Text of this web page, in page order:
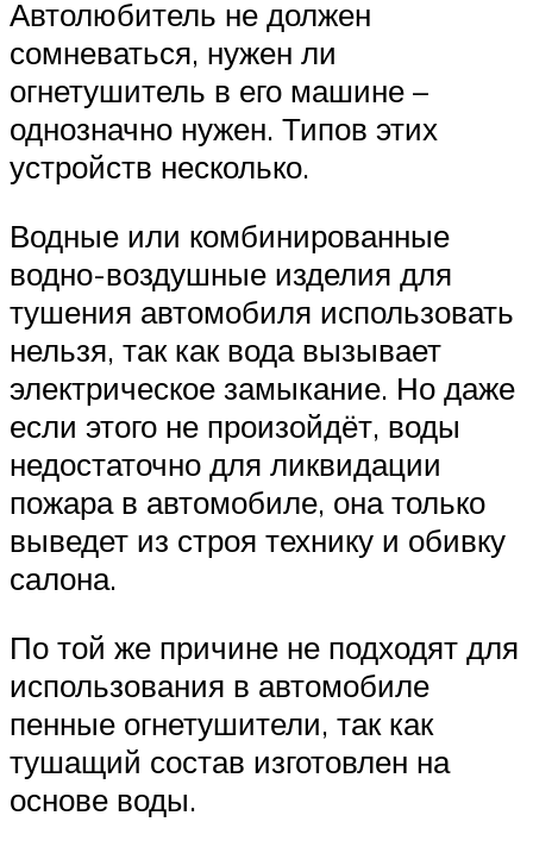
Автолюбитель не должен
сомневаться, нужен ли
огнетушитель в его машине –
однозначно нужен. Типов этих
устройств несколько.
Водные или комбинированные
водно-воздушные изделия для
тушения автомобиля использовать
нельзя, так как вода вызывает
электрическое замыкание. Но даже
если этого не произойдёт, воды
недостаточно для ликвидации
пожара в автомобиле, она только
выведет из строя технику и обивку
салона.
По той же причине не подходят для
использования в автомобиле
пенные огнетушители, так как
тушащий состав изготовлен на
основе воды.